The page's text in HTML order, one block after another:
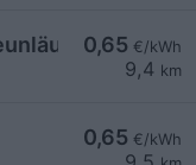
0,65 €/kWh
9,4 km
0,65 €/kWh